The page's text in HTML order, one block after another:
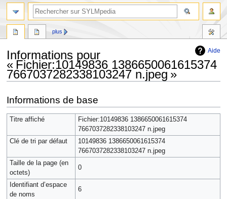
Aide
Informations pour
« Fichier:10149836 1386650061615374
7667037282338103247 n.jpeg »
à
la
navigation
à
la
recherche
Informations de base
Titre affiché
Fichier:10149836 1386650061615374
7667037282338103247 n.jpeg
Clé de tri par défaut
10149836 1386650061615374
7667037282338103247 n.jpeg
Taille de la page (en
octets)
0
Identifiant dʼespace
de noms
6
plus